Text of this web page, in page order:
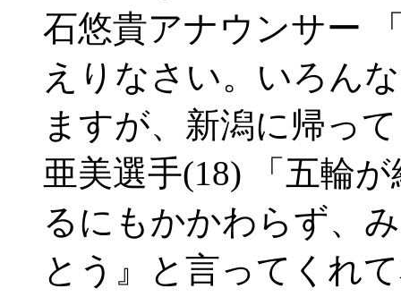
石悠貴アナウンサー
えりなさい。いろん
ますが、新潟に帰っ
亜美選手(18) 「五輪
るにもかかわらず、
とう』と言ってくれ